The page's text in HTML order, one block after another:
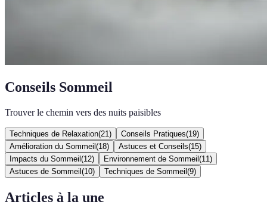
Conseils Sommeil
Trouver le chemin vers des nuits paisibles
Techniques de Relaxation(21 ) Conseils Pratiques(19)
Amélioration du Sommeil (18) Astuces et Conseils(15)
Impacts du Sommeil (12) Environnement de Sommeil (11 )
Astuces de Sommeil (10) Techniques de Sommeil (9)
Articles à la une